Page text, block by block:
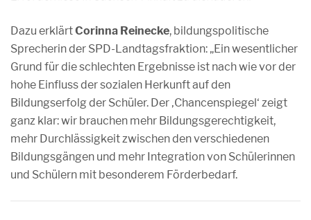
Dazu erklärtCorinna Reinecke, bildungspolitische
Sprecherin der SPD-Landtagsfraktion: „Ein wesentlicher
Grund für die schlechten Ergebnisse ist nach wie vor der
hohe Einfluss der sozialen Herkunft auf den
Bildungserfolg der Schüler. Der ‚Chancenspiegel‘ zeigt
ganz klar: wir brauchen mehr Bildungsgerechtigkeit,
mehr Durchlässigkeit zwischen den verschiedenen
Bildungsgängen und mehr Integration von Schülerinnen
und Schülern mit besonderem Förderbedarf.